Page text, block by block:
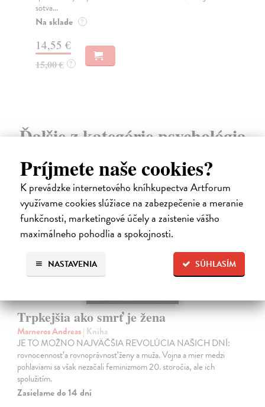
Príjmete naše cookies?
K prevádzke internetového kníhkupectva Artforum
využívame cookies slúžiace na zabezpečenie a meranie
funkčnosti, marketingové účely a zaistenie vášho
maximálneho pohodlia a spokojnosti.
SÚHLASÍM
NASTAVENIA
Zasielame do 12 dní
7,00 € ?
Ďalšie z kategórie psychológia
Trpkejšia ako smrť je žena
Marneros Andreas| Kniha
JE TO MOŽNO NAJVÄČŠIA REVOLÚCIA NAŠICH DNÍ:
rovnocennosť a rovnoprávnosť ženy a muža. Vojna a mier medzi
pohlaviami sa však nezačali feminizmom 20. storočia, ale ich
spolužitím.
Zasielame do 14 dní